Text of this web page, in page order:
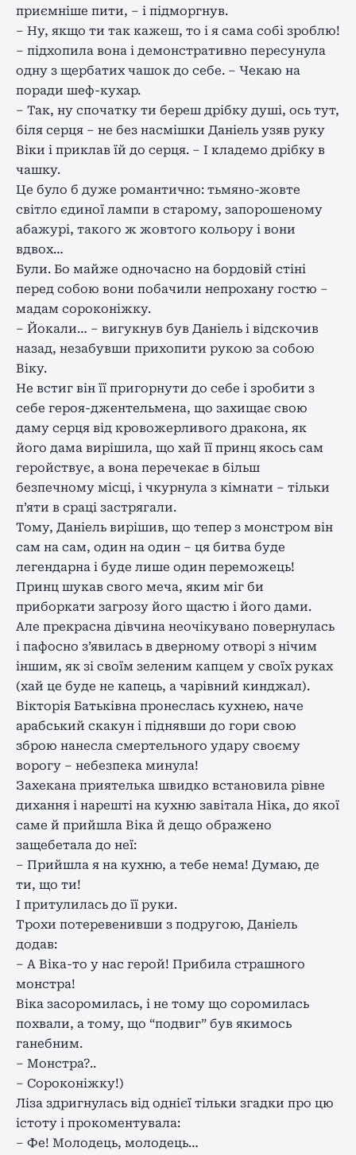
приємніше пити, – і підморгнув.
– Ну, якщо ти так кажеш, то і я сама собі зроблю!
– підхопила вона і демонстративно пересунула
одну з щербатих чашок до себе. – Чекаю на
поради шеф-кухар.
– Так, ну спочатку ти береш дрібку душі, ось тут,
біля серця – не без насмішки Даніель узяв руку
Віки і приклав їй до серця. – І кладемо дрібку в
чашку.
Це було б дуже романтично: тьмяно-жовте
світло єдиної лампи в старому, запорошеному
абажурі, такого ж жовтого кольору і вони
вдвох…
Були. Бо майже одночасно на бордовій стіні
перед собою вони побачили непрохану гостю –
мадам сороконіжку.
– Йокали… – вигукнув був Даніель і відскочив
назад, незабувши прихопити рукою за собою
Віку.
Не встиг він її пригорнути до себе і зробити з
себе героя-джентельмена, що захищає свою
даму серця від кровожерливого дракона, як
його дама вирішила, що хай її принц якось сам
геройствує, а вона перечекає в більш
безпечному місці, і чкурнула з кімнати – тільки
п’яти в сраці застрягали.
Тому, Даніель вирішив, що тепер з монстром він
сам на сам, один на один – ця битва буде
легендарна і буде лише один переможець!
Принц шукав свого меча, яким міг би
приборкати загрозу його щастю і його дами.
Але прекрасна дівчина неочікувано повернулась
і пафосно з’явилась в дверному отворі з нічим
іншим, як зі своїм зеленим капцем у своїх руках
(хай це буде не капець, а чарівний кинджал).
Вікторія Батьківна пронеслась кухнею, наче
арабський скакун і піднявши до гори свою
зброю нанесла смертельного удару своєму
ворогу – небезпека минула!
Захекана приятелька швидко встановила рівне
дихання і нарешті на кухню завітала Ніка, до якої
саме й прийшла Віка й дещо ображено
защебетала до неї:
– Прийшла я на кухню, а тебе нема! Думаю, де
ти, що ти!
І притулилась до її руки.
Трохи потеревенивши з подругою, Даніель
додав:
– А Віка-то у нас герой! Прибила страшного
монстра!
Віка засоромилась, і не тому що соромилась
похвали, а тому, що “подвиг” був якимось
ганебним.
– Монстра?..
– Сороконіжку!)
Ліза здригнулась від однієї тільки згадки про цю
істоту і прокоментувала:
– Фе! Молодець, молодець…